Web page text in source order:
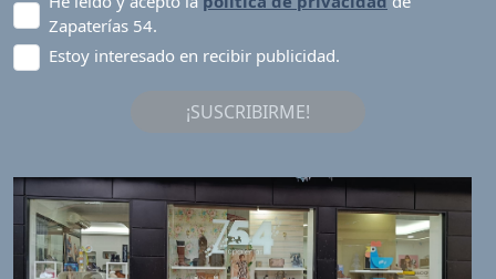
Zapaterías 54.
Estoy interesado en recibir publicidad.
¡SUSCRIBIRME!